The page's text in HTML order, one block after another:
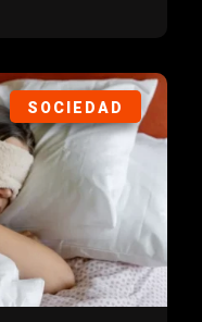
SOCIEDAD